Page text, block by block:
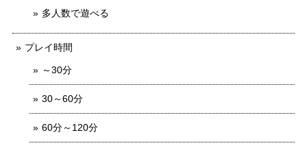
多人数で遊べる
プレイ時間
～30分
30～60分
60分～120分